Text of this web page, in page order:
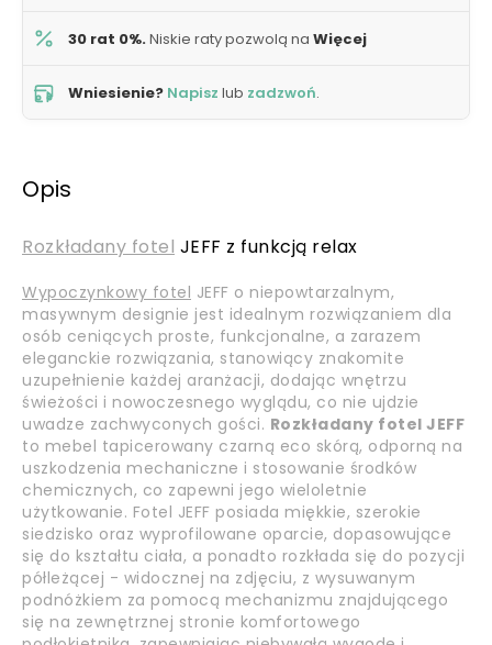
30 rat 0%.Niskie raty pozwolą na Więcej
Wniesienie? Napisz lub zadzwoń.
Opis
Rozkładany fotel JEFF z funkcją relax
Wypoczynkowy fotel JEFF o niepowtarzalnym,
masywnym designie jest idealnym rozwiązaniem dla
osób ceniących proste, funkcjonalne, a zarazem
eleganckie rozwiązania, stanowiący znakomite
uzupełnienie każdej aranżacji, dodając wnętrzu
świeżości i nowoczesnego wyglądu, co nie ujdzie
uwadze zachwyconych gości. Rozkładany fotel JEFF
to mebel tapicerowany czarną eco skórą, odporną na
uszkodzenia mechaniczne i stosowanie środków
chemicznych, co zapewni jego wieloletnie
użytkowanie. Fotel JEFF posiada miękkie, szerokie
siedzisko oraz wyprofilowane oparcie, dopasowujące
się do kształtu ciała, a ponadto rozkłada się do pozycji
półleżącej - widocznej na zdjęciu, z wysuwanym
podnóżkiem za pomocą mechanizmu znajdującego
się na zewnętrznej stronie komfortowego